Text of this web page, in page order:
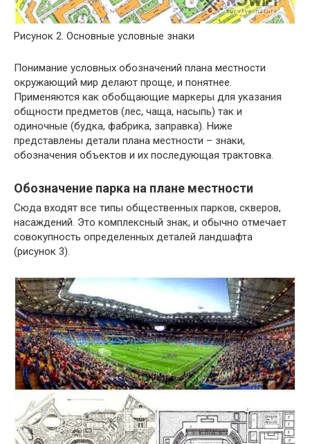
Рисунок 2. Основные условные знаки
Понимание условных обозначений плана местности
окружающий мир делают проще, и понятнее.
Применяются как обобщающие маркеры для указания
общности предметов (лес, чаща, насыпь) так и
одиночные (будка, фабрика, заправка). Ниже
представлены детали плана местности – знаки,
обозначения объектов и их последующая трактовка.
Обозначение парка на плане местности
Сюда входят все типы общественных парков, скверов,
насаждений. Это комплексный знак, и обычно отмечает
совокупность определенных деталей ландшафта
(рисунок 3).